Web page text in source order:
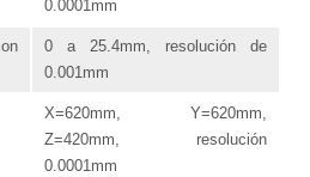
0.0001mm
0 a 25.4mm, resolución de
0.001mm
X=620mm, Y=620mm,
Z=420mm, resolución
0.0001mm